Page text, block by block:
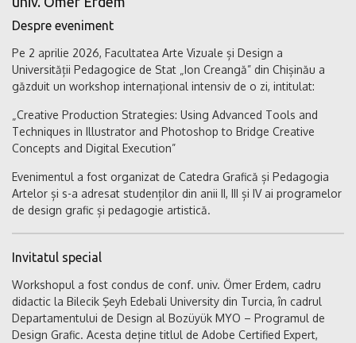
Despre eveniment
Pe 2 aprilie 2026, Facultatea Arte Vizuale și Design a
Universității Pedagogice de Stat „Ion Creangă” din Chișinău a
găzduit un workshop internațional intensiv de o zi, intitulat:
„Creative Production Strategies: Using Advanced Tools and
Techniques in Illustrator and Photoshop to Bridge Creative
Concepts and Digital Execution”
Evenimentul a fost organizat de Catedra Grafică și Pedagogia
Artelor și s-a adresat studenților din anii II, III și IV ai programelor
de design grafic și pedagogie artistică.
Invitatul special
Workshopul a fost condus de conf. univ. Ömer Erdem, cadru
didactic la Bilecik Şeyh Edebali University din Turcia, în cadrul
Departamentului de Design al Bozüyük MYO – Programul de
Design Grafic. Acesta deține titlul de Adobe Certified Expert,